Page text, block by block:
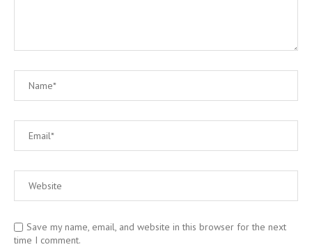
Save my name, email, and website in this browser for the next
time I comment.